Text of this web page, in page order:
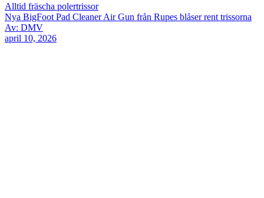
Alltid fräscha polertrissor
Nya BigFoot Pad Cleaner Air Gun från Rupes blåser rent trissorna
Av: DMV
april 10, 2026